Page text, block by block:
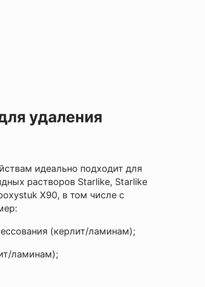
удаления
идеально подходит для
растворов Starlike, Starlike
X90, в том числе с
(керлит/ламинам);
ламинам);